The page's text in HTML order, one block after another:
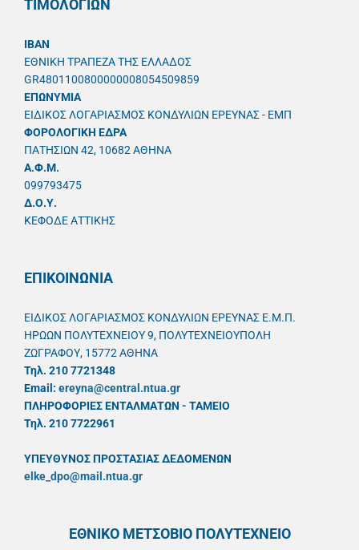
ΤΙΜΟΛΟΓΙΩΝ
IBAN
ΕΘΝΙΚΗ ΤΡΑΠΕΖΑ ΤΗΣ ΕΛΛΑΔΟΣ
GR4801100800000008054509859
ΕΠΩΝΥΜΙΑ
ΕΙΔΙΚΟΣ ΛΟΓΑΡΙΑΣΜΟΣ ΚΟΝΔΥΛΙΩΝ ΕΡΕΥΝΑΣ - ΕΜΠ
ΦΟΡΟΛΟΓΙΚΗ ΕΔΡΑ
ΠΑΤΗΣΙΩΝ 42, 10682 ΑΘΗΝΑ
A.Φ.Μ.
099793475
Δ.Ο.Υ.
ΚΕΦΟΔΕ ΑΤΤΙΚΗΣ
ΕΠΙΚΟΙΝΩΝΙΑ
ΕΙΔΙΚΟΣ ΛΟΓΑΡΙΑΣΜΟΣ ΚΟΝΔΥΛΙΩΝ ΕΡΕΥΝΑΣ Ε.Μ.Π.
ΗΡΩΩΝ ΠΟΛΥΤΕΧΝΕΙΟΥ 9, ΠΟΛΥΤΕΧΝΕΙΟΥΠΟΛΗ
ΖΩΓΡΑΦΟΥ, 15772 ΑΘΗΝΑ
Τηλ. 210 7721348
Email: ereyna@central.ntua.gr
ΠΛΗΡΟΦΟΡΙΕΣ ΕΝΤΑΛΜΑΤΩΝ - ΤΑΜΕΙΟ
Τηλ. 210 7722961
ΥΠΕΥΘYΝΟΣ ΠΡΟΣΤΑΣΙΑΣ ΔΕΔΟΜΕΝΩΝ
elke_dpo@mail.ntua.gr
ΕΘΝΙΚΟ ΜΕΤΣΟΒΙΟ ΠΟΛΥΤΕΧΝΕΙΟ